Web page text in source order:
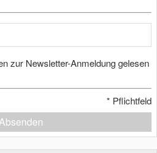
zur Newsletter-Anmeldung gelesen
* Pflichtfeld